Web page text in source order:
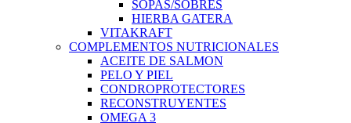
SOPAS/SOBRES
HIERBA GATERA
VITAKRAFT
COMPLEMENTOS NUTRICIONALES
ACEITE DE SALMON
PELO Y PIEL
CONDROPROTECTORES
RECONSTRUYENTES
OMEGA 3